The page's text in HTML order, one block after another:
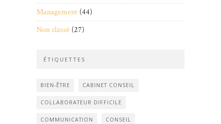
Management (44)
Non classé (27)
ÉTIQUETTES
BIEN-ÊTRE CABINET CONSEIL
COLLABORATEUR DIFFICILE
COMMUNICATION CONSEIL